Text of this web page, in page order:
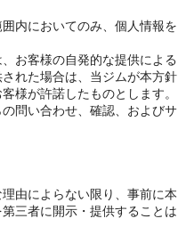
内においてのみ、個人情報を
お客様の自発的な提供による
れた場合は、当ジムが本方針
様が許諾したものとします。
問い合わせ、確認、およびサ
由によらない限り、事前に本
三者に開示・提供することは